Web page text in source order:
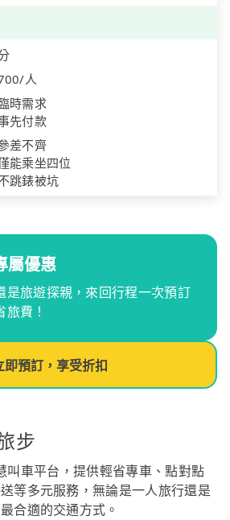
人
時需求
先付款
差不齊
能乘坐四位
跳錶被坑
屬優惠
是旅遊探親，來回行程一次預訂
費！
即預訂，享受折扣
步
車平台，提供輕省專車、點對點
等多元服務，無論是一人旅行還是
合適的交通方式。